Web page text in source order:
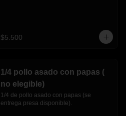
$5.500
1/4 pollo asado con papas (
no elegible)
1/4 de pollo asado con papas (se
entrega presa disponible).